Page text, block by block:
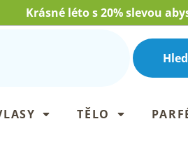
Krásné léto s 20% slevou
TĚLO